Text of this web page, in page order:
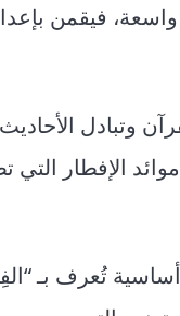
فيقمن
وتبادل الأحاديث
الإفطار التي
تُعرف بـ